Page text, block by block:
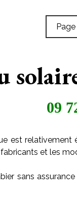
09
est
et les
sans